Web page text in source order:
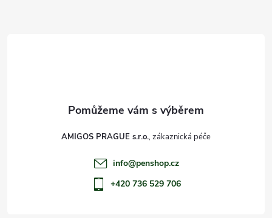
a
AMIGOS PRAGUE s.r.o.
info@penshop.cz
+420 736 529 706